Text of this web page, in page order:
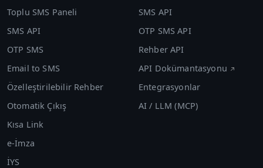
Toplu SMS Paneli
SMS API
OTP SMS
Email to SMS
Özelleştirilebilir Rehber
Otomatik Çıkış
Kısa Link
e-İmza
İYS
SMS API
OTP SMS API
Rehber API
API Dokümantasyonu
Entegrasyonlar
AI / LLM (MCP)